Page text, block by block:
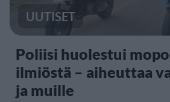
UUTISET
Poliisi huolestui
ilmiöstä – aiheuttaa
ja muille